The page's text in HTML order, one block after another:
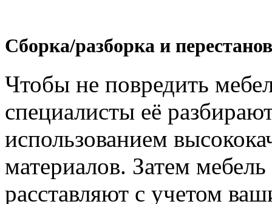
Сборка/разборка и
Чтобы не повредить
специалисты её
использованием
материалов. Затем
расставляют с учетом